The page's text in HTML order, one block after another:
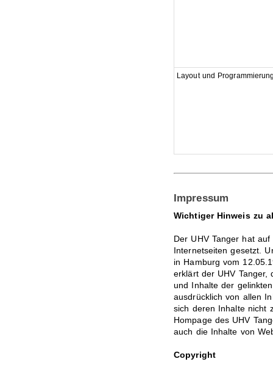
Layout und
Impressum
Wichtiger Hinweis zu
Der UHV Tanger hat
Internetseiten gesetzt.
in Hamburg vom
erklärt der UHV Tanger,
und Inhalte der
ausdrücklich von allen
sich deren Inhalte nicht
Hompage des UHV
auch die Inhalte von
Copyright